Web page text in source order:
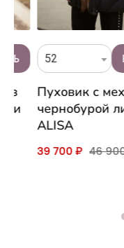
Пуховик с мехом
чернобурой лисы
ALISA
39 700 ₽ 46 900 ₽